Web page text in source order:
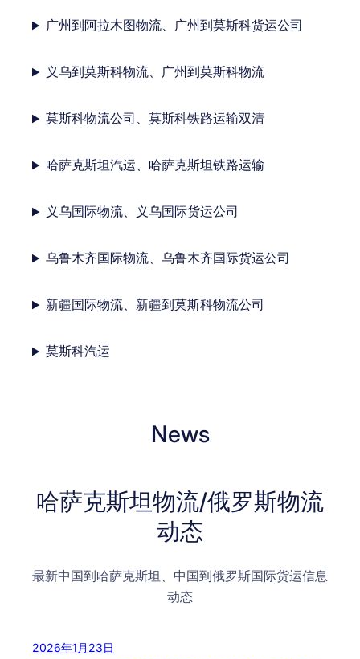
广州到阿拉木图物流、广州到莫斯科货运公司
义乌到莫斯科物流、广州到莫斯科物流
莫斯科物流公司、莫斯科铁路运输双清
哈萨克斯坦汽运、哈萨克斯坦铁路运输
义乌国际物流、义乌国际货运公司
乌鲁木齐国际物流、乌鲁木齐国际货运公司
新疆国际物流、新疆到莫斯科物流公司
莫斯科汽运
News
哈萨克斯坦物流/俄罗斯物流
动态
最新中国到哈萨克斯坦、中国到俄罗斯国际货运信息
动态
2026年1月23日